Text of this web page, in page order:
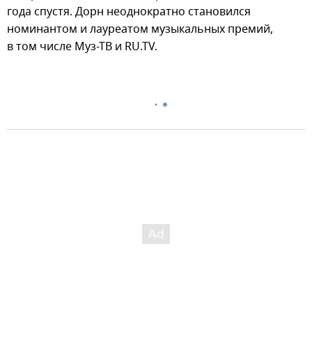
года спустя. Дорн неоднократно становился
номинантом и лауреатом музыкальных премий,
в том числе Муз-ТВ и RU.TV.